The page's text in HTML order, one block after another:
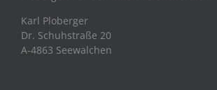
Karl Ploberger
Dr. Schuhstraße 20
A-4863 Seewalchen